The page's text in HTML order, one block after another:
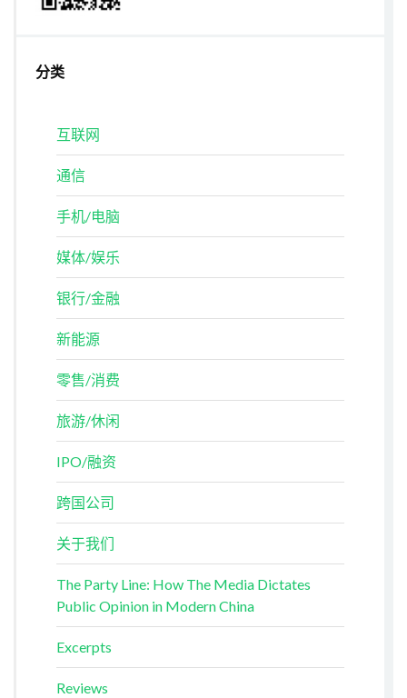
分类
互联网
通信
手机/电脑
媒体/娱乐
银行/金融
新能源
零售/消费
旅游/休闲
IPO/融资
跨国公司
关于我们
The Party Line: How The Media Dictates
Public Opinion in Modern China
Excerpts
Reviews